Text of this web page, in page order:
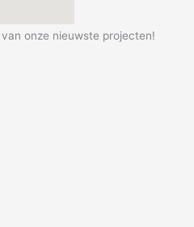
onze nieuwste projecten!